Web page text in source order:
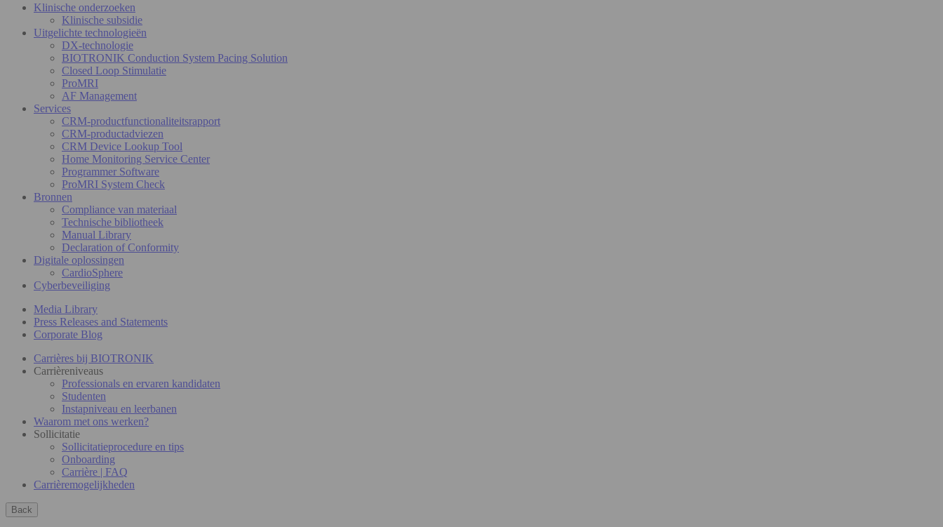
Klinische onderzoeken
Klinische subsidie
Uitgelichte technologieën
DX-technologie
BIOTRONIK Conduction System Pacing Solution
Closed Loop Stimulatie
ProMRI
AF Management
Services
CRM-productfunctionaliteitsrapport
CRM-productadviezen
CRM Device Lookup Tool
Home Monitoring Service Center
Programmer Software
ProMRI System Check
Bronnen
Compliance van materiaal
Technische bibliotheek
Manual Library
Declaration of Conformity
Digitale oplossingen
CardioSphere
Cyberbeveiliging
Media Library
Press Releases and Statements
Corporate Blog
Carrières bij BIOTRONIK
Carrièreniveaus
Professionals en ervaren kandidaten
Studenten
Instapniveau en leerbanen
Waarom met ons werken?
Sollicitatie
Sollicitatieprocedure en tips
Onboarding
Carrière | FAQ
Carrièremogelijkheden
Back